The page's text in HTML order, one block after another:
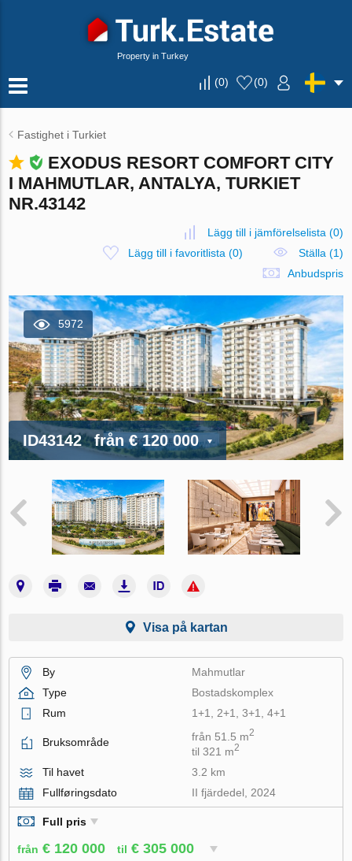
Property in Turkey
(0) (0)
Fastighet i Turkiet
EXODUS RESORT COMFORT CITY
I MAHMUTLAR, ANTALYA, TURKIET
NR.43142
Lägg till i jämförelselista (0)
Lägg till i favoritlista (0)
Ställa (1)
Anbudspris
5972
ID43142 från€ 120 000
Visa på kartan
By
Mahmutlar
Type
Bostadskomplex
Rum
1+1, 2+1, 3+1, 4+1
Bruksområde från 51.5 m2
til 321 m2
Til havet
3.2 km
Fullføringsdato
II fjärdedel, 2024
Full pris
från € 120 000 til € 305 000